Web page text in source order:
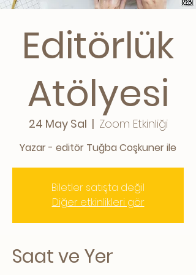
Editörlük
Atölyesi
24 May Sal
  |
Zoom Etkinliği
Yazar - editör Tuğba Coşkuner ile
Biletler satışta değil
Diğer etkinlikleri gör
Saat ve Yer